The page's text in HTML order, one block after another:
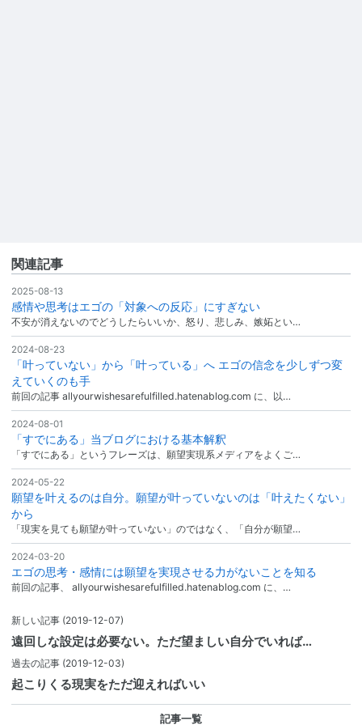
関連記事
2025-08-13
感情や思考はエゴの「対象への反応」にすぎない
不安が消えないのでどうしたらいいか、怒り、悲しみ、嫉妬とい…
2024-08-23
「叶っていない」から「叶っている」へ エゴの信念を少しずつ変
えていくのも手
前回の記事 allyourwishesarefulfilled.hatenablog.com に、以…
2024-08-01
「すでにある」当ブログにおける基本解釈
「すでにある」というフレーズは、願望実現系メディアをよくご…
2024-05-22
願望を叶えるのは自分。願望が叶っていないのは「叶えたくない」
から
「現実を見ても願望が叶っていない」のではなく、「自分が願望…
2024-03-20
エゴの思考・感情には願望を実現させる力がないことを知る
前回の記事、 allyourwishesarefulfilled.hatenablog.com に、…
新しい記事 (2019-12-07)
遠回しな設定は必要ない。ただ望ましい自分でいれば…
過去の記事 (2019-12-03)
起こりくる現実をただ迎えればいい
記事一覧